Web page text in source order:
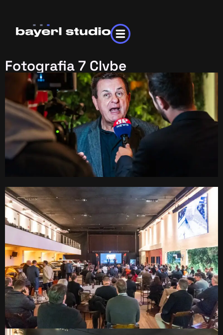
Fotografia 7 Clvbe